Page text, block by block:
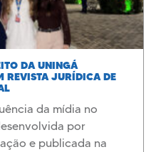
DA UNINGÁ
REVISTA JURÍDICA DE
da mídia no
por
e publicada na